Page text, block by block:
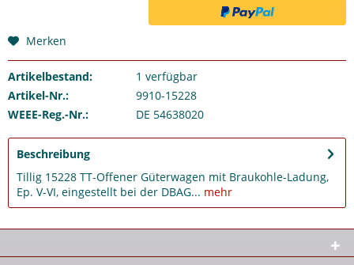
Merken
Artikelbestand: 1 verfügbar
Artikel-Nr.:
9910-15228
WEEE-Reg.-Nr.:
DE 54638020
Beschreibung
Tillig 15228 TT-Offener Güterwagen mit Braukohle-Ladung,
Ep. V-VI, eingestellt bei der DBAG... mehr